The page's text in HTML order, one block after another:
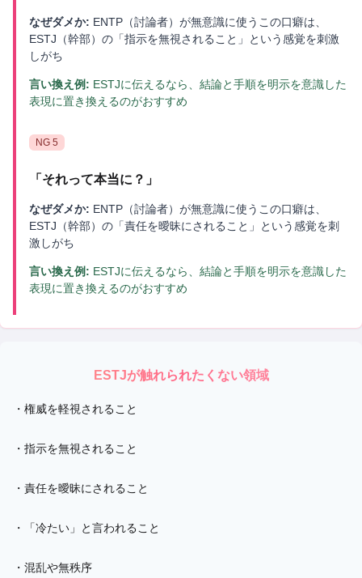
なぜダメか: ENTP（討論者）が無意識に使うこの口癖は、
ESTJ（幹部）の「指示を無視されること」という感覚を刺激
しがち
言い換え例: ESTJに伝えるなら、結論と手順を明示を意識した
表現に置き換えるのがおすすめ
NG 5
「 それって本当に？ 」
なぜダメか: ENTP（討論者）が無意識に使うこの口癖は、
ESTJ（幹部）の「責任を曖昧にされること」という感覚を刺
激しがち
言い換え例: ESTJに伝えるなら、結論と手順を明示を意識した
表現に置き換えるのがおすすめ
ESTJが触れられたくない領域
・ 権威を軽視されること
・ 指示を無視されること
・ 責任を曖昧にされること
・ 「冷たい」と言われること
・ 混乱や無秩序